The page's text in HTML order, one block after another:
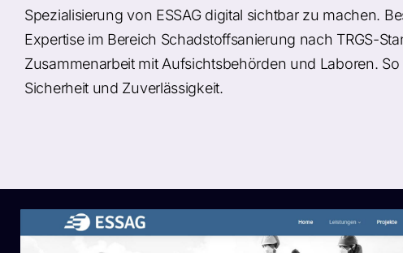
Spezialisierung von ESSAG digital sichtbar zu machen.
Expertise im Bereich Schadstoffsanierung nach TRGS-
Zusammenarbeit mit Aufsichtsbehörden und Laboren.
Sicherheit und Zuverlässigkeit.